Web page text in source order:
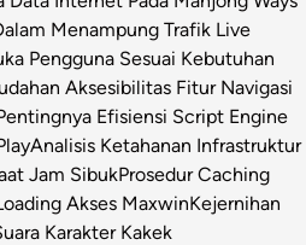
Menampung Trafik Live
Pengguna Sesuai Kebutuhan
Aksesibilitas Fitur Navigasi
Efisiensi Script Engine
Analisis Ketahanan Infrastruktur
Jam SibukProsedur Caching
Akses MaxwinKejernihan
Karakter Kakek